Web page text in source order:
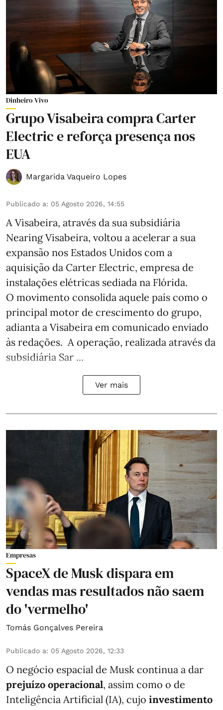
Dinheiro Vivo
Grupo Visabeira compra Carter
Electric e reforça presença nos
EUA
Margarida Vaqueiro Lopes
Publicado a: 05 Agosto 2026, 14:55
A Visabeira, através da sua subsidiária
Nearing Visabeira, voltou a acelerar a sua
expansão nos Estados Unidos com a
aquisição da Carter Electric, empresa de
instalações elétricas sediada na Flórida.
O movimento consolida aquele país como o
principal motor de crescimento do grupo,
adianta a Visabeira em comunicado enviado
às redações. A operação, realizada através da
subsidiária Sar ...
Ver mais
Empresas
SpaceX de Musk dispara em
vendas mas resultados não saem
do 'vermelho'
Tomás Gonçalves Pereira
Publicado a: 05 Agosto 2026, 12:33
O negócio espacial de Musk continua a dar
prejuízo operacional, assim como o de
Inteligência Artificial (IA), cujo investimento